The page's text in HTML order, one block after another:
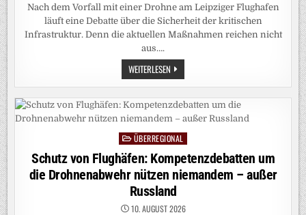
Nach dem Vorfall mit einer Drohne am Leipziger Flughafen
läuft eine Debatte über die Sicherheit der kritischen
Infrastruktur. Denn die aktuellen Maßnahmen reichen nicht
aus….
WEITERLESEN PODCAST:
„AUF
DEN
MUSS
DIE
BUNDESWEHR
DIE
INFRASTRUKTUR
VOR
DROHNEN
SCHÜTZEN?
Posted
in
ÜBERREGIONAL
Schutz von Flughäfen: Kompetenzdebatten um
die Drohnenabwehr nützen niemandem – außer
Russland
10. AUGUST 2026